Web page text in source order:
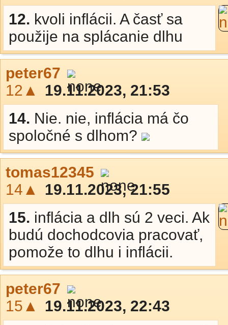
12. kvoli inflácii. A časť sa
použije na splácanie dlhu
peter67
12▲
19.11.2023, 21:53
14. Nie. nie, inflácia má čo
spoločné s dlhom?
tomas12345
14▲
19.11.2023, 21:55
15. inflácia a dlh sú 2 veci. Ak
budú dochodcovia pracovať,
pomože to dlhu i inflácii.
peter67
15▲
19.11.2023, 22:43